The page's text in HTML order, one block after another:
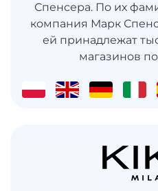
Спенсера. По их
компания Марк
ей принадлежат
магазинов